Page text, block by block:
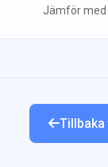
Jämför
Tillbaka